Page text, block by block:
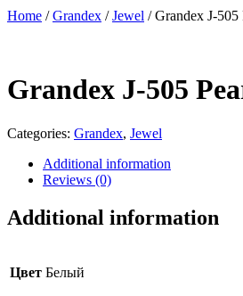
Home /Grandex /Jewel / Grandex J-505
Grandex J-505
Categories: Grandex, Jewel
Additional information
Reviews (0)
Additional information
Цвет Белый